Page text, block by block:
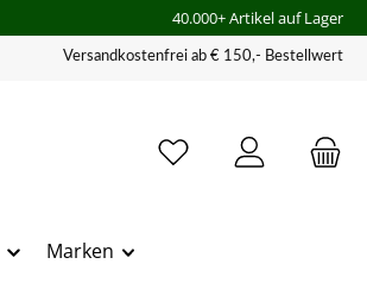
40.000+ Artikel auf Lager
Versandkostenfrei ab € 150,- Bestellwert
Marken